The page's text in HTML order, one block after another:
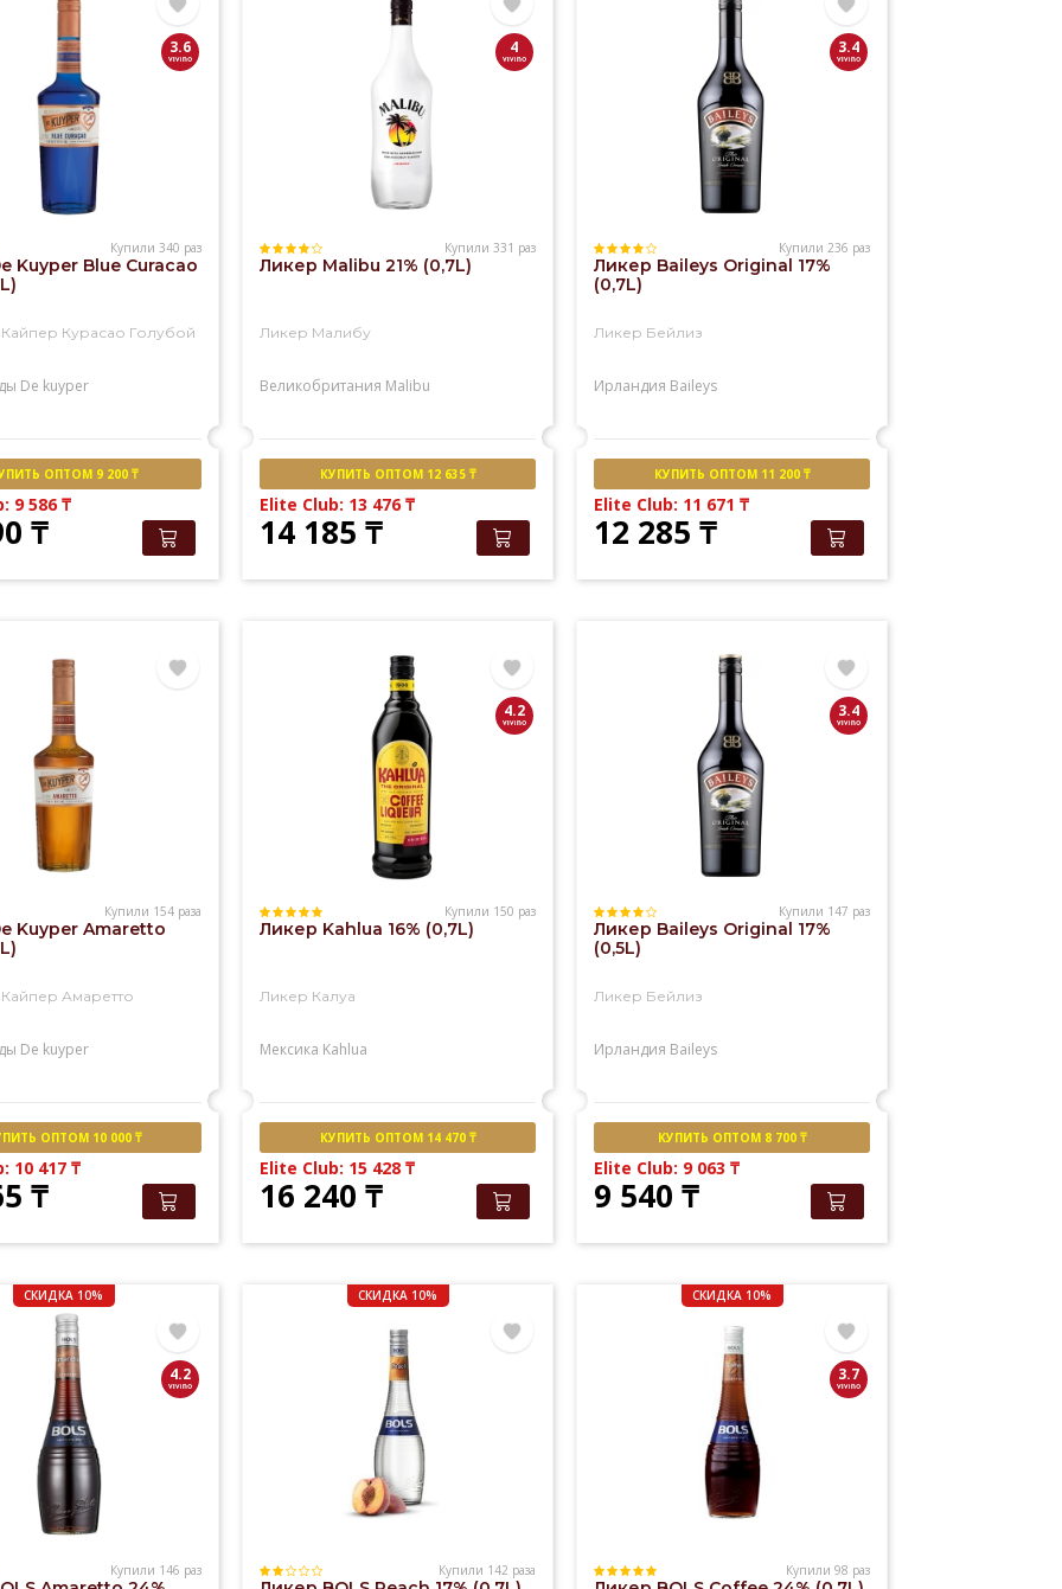
3.6
Купили 340 раз
Kuyper Blue Curacao
Курасао Голубой
De kuyper
ОПТОМ 9 200 ₸
9 586₸
₸
4
Купили 331 раз
Ликер Malibu 21% (0,7L)
Ликер Малибу
Великобритания Malibu
КУПИТЬ ОПТОМ 12 635 ₸
Elite Club: 13 476₸
14 185₸
3.4
Купили 236 раз
Ликер Baileys Original 17%
(0,7L)
Ликер Бейлиз
Ирландия Baileys
КУПИТЬ ОПТОМ 11 200 ₸
Elite Club: 11 671₸
12 285₸
Купили 154 раза
Kuyper Amaretto
Амаретто
De kuyper
ОПТОМ 10 000 ₸
10 417₸
₸
4.2
Купили 150 раз
Ликер Kahlua 16% (0,7L)
Ликер Калуа
Мексика Kahlua
КУПИТЬ ОПТОМ 14 470 ₸
Elite Club: 15 428₸
16 240₸
3.4
Купили 147 раз
Ликер Baileys Original 17%
(0,5L)
Ликер Бейлиз
Ирландия Baileys
КУПИТЬ ОПТОМ 8 700 ₸
Elite Club: 9 063₸
9 540₸
СКИДКА 10%
4.2
Купили 146 раз
СКИДКА 10%
Купили 142 раза
СКИДКА 10%
3.7
Купили 98 раз